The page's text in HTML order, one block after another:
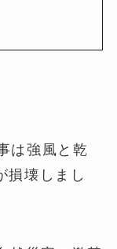
は強風と乾
損壊しまし